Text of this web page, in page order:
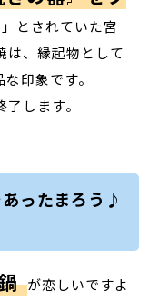
とされていた宮
は、縁起物として
印象です。
します。
ったまろう♪
が恋しいですよ